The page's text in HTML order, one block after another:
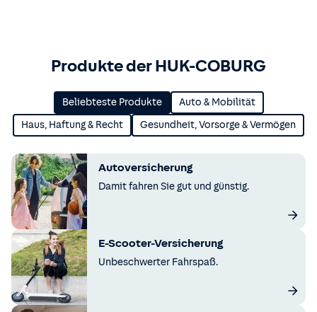
Produkte der HUK-COBURG
Beliebteste Produkte Auto & Mobilität
Haus, Haftung & Recht Gesundheit, Vorsorge & Vermögen
Autoversicherung
Damit fahren Sie gut und günstig.
E-Scooter-Versicherung
Unbeschwerter Fahrspaß.